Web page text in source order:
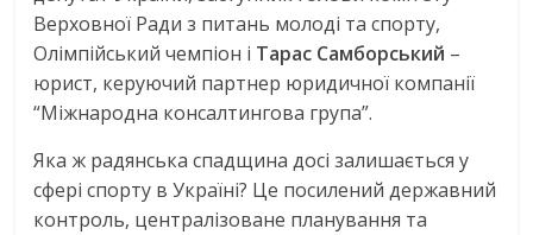
Верховної Ради з питань молоді та спорту,
Олімпійський чемпіон і Тарас Самборський –
юрист, керуючий партнер юридичної компанії
“Міжнародна консалтингова група”.
Яка ж радянська спадщина досі залишається у
сфері спорту в Україні? Це посилений державний
контроль, централізоване планування та